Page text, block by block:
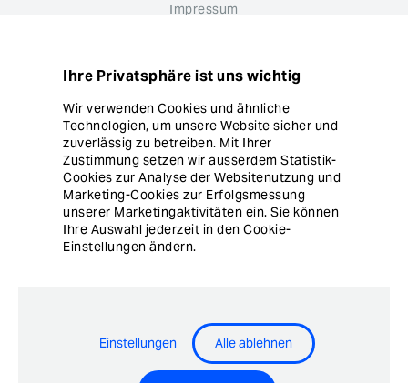
Impressum
Cookie Einstellungen
© Copyright Ergon Informatik AG
Airlock® - Security Innovation by Ergon Informatik AG
Ihre Privatsphäre ist uns wichtig
Wir verwenden Cookies und ähnliche
Technologien, um unsere Website sicher und
zuverlässig zu betreiben. Mit Ihrer
Zustimmung setzen wir ausserdem Statistik-
Cookies zur Analyse der Websitenutzung und
Marketing-Cookies zur Erfolgsmessung
unserer Marketingaktivitäten ein. Sie können
Ihre Auswahl jederzeit in den Cookie-
Einstellungen ändern.
Einstellungen Alle ablehnen